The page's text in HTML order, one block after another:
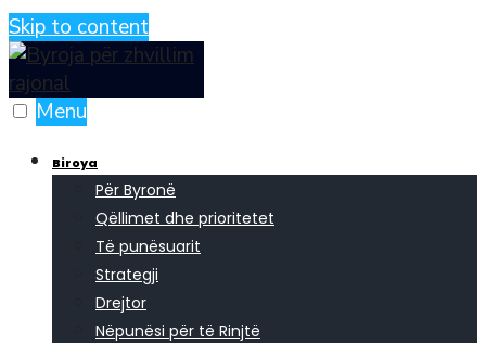
Skip to content
Menu
Biroya
Për Byronë
Qëllimet dhe prioritetet
Të punësuarit
Strategji
Drejtor
Nëpunësi për të Rinjtë